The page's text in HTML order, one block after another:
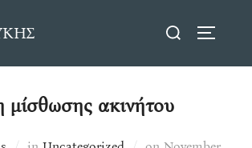
Search
μίσθωσης ακινήτου
Posted